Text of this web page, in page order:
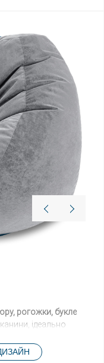
рогожки, букле
ідеально